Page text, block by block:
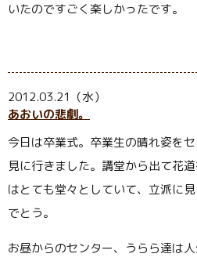
いたのですごく楽しかったです。
2012.03.21（水）
あおいの悲劇。
今日は卒業式。卒業生の晴れ姿を
見に行きました。講堂から出て花
はとても堂々としていて、立派に
でとう。
お昼からのセンター、うらら達は